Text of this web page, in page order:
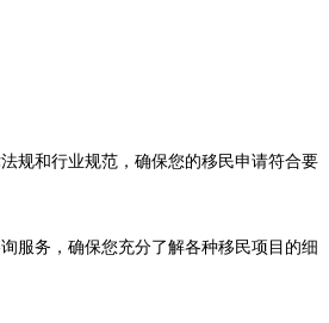
规和行业规范，确保您的移民申请符合要
服务，确保您充分了解各种移民项目的细